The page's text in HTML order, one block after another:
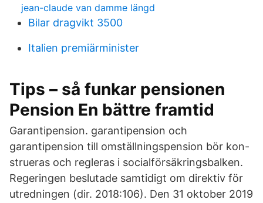
jean-claude van damme längd
Bilar dragvikt 3500
Italien premiärminister
Tips – så funkar pensionen
Pension En bättre framtid
Garantipension. garantipension och
garantipension till omställningspension bör kon-
strueras och regleras i socialförsäkringsbalken.
Regeringen beslutade samtidigt om direktiv för
utredningen (dir. 2018:106). Den 31 oktober 2019